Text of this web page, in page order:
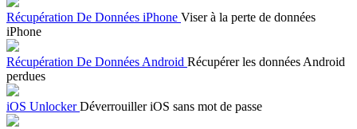
Récupération De Données iPhone Viser à la perte de données
iPhone
Récupération De Données Android Récupérer les données Android
perdues
iOS Unlocker Déverrouiller iOS sans mot de passe